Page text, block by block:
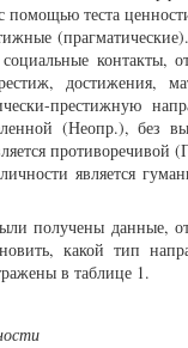
теста ценности
социальные контакты,
достижения,
престижную
(Неопр.), без
противоречивой
является
получены данные,
какой тип
в таблице 1.